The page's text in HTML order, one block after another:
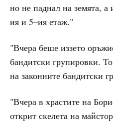
но не паднал на земята, а
ия и 5–ия етаж."
"Вчера беше иззето
бандитски групировки.
на законните бандитски
"Вчера в храстите на
открит скелета на